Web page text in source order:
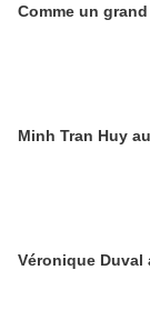
Comme un
Minh Tran Huy
Véronique Duval